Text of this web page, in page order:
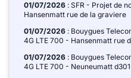
01/07/2026 : SFR - Projet de
Hansenmatt rue de la graviere
01/07/2026 : Bouygues
4G LTE 700 - Hansenmatt rue
01/07/2026 : Bouygues
4G LTE 700 - Neuneumatt d301